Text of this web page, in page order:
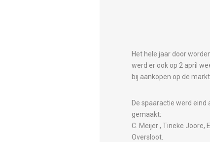
Het hele jaar door
werd er ook op 2 april
bij aankopen op de
De spaaractie werd
gemaakt:
C‭. ‬Meijer‭ , Tineke Joore,
‬Oversloot.